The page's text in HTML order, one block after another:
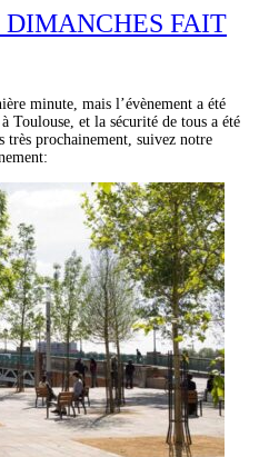
DIMANCHES FAIT
minute, mais l’évènement a été
Toulouse, et la sécurité de tous a été
prochainement, suivez notre